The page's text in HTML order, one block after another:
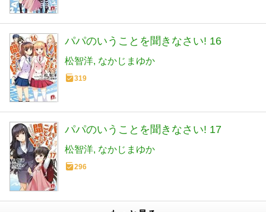
パパのいうことを聞きなさい! 16
松智洋 なかじまゆか
319
パパのいうことを聞きなさい! 17
松智洋 なかじまゆか
296